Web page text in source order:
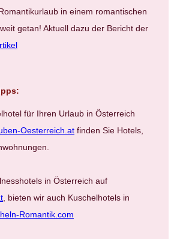
in einem romantischen
getan! Aktuell dazu der Bericht der
für Ihren Urlaub in Österreich
Oesterreich.at finden Sie Hotels,
in Österreich auf
, bieten wir auch Kuschelhotels in
Romantik.com